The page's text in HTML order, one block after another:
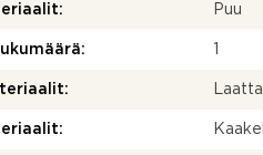
Puu
Laatta